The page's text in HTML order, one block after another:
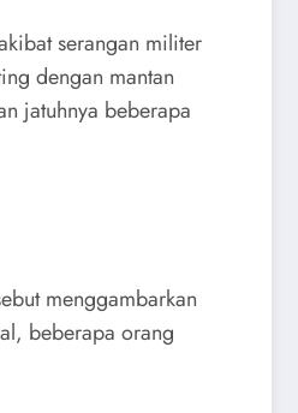
serangan militer
dengan mantan
jatuhnya beberapa
menggambarkan
beberapa orang